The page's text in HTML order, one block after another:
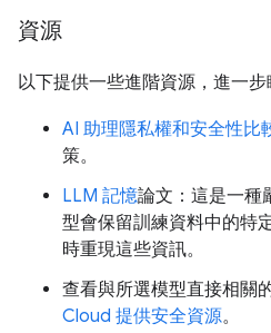
資源
以下提供一些進階資源，進一步
AI 助理隱私權和安全性比
策。
LLM 記憶論文：這是一種
型會保留訓練資料中的特
時重現這些資訊。
查看與所選模型直接相關
Cloud 提供安全資源。